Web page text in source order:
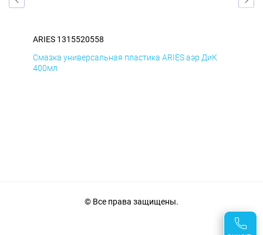
ARIES 1315520558
Смазка универсальная пластика ARIES аэр ДиК
400мл
© Все права защищены.